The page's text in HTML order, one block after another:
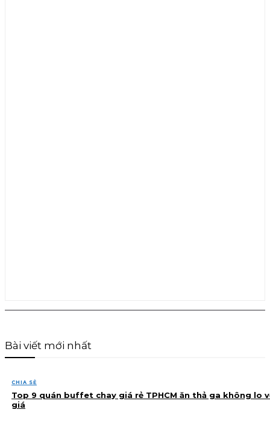
Bài viết mới nhất
CHIA SẺ
Top 9 quán buffet chay giá rẻ TPHCM ăn thả ga không lo
giá